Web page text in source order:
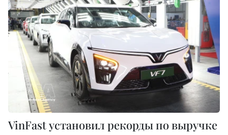
VinFast установил рекорды по выручке